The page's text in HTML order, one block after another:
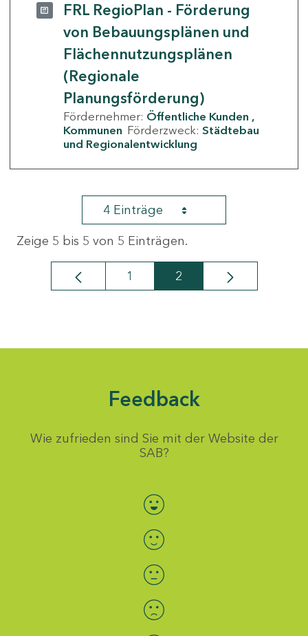
FRL RegioPlan - Förderung
von Bebauungsplänen und
Flächennutzungsplänen
(Regionale
Planungsförderung)
Fördernehmer: Öffentliche Kunden
Kommunen Förderzweck: Städtebau
und Regionalentwicklung
4 Einträge
Zeige 5 bis 5 von 5 Einträgen.
Seite
1 Seite
2
Feedback
Wie zufrieden sind Sie mit der Website der
SAB?
Bewertung auswählen